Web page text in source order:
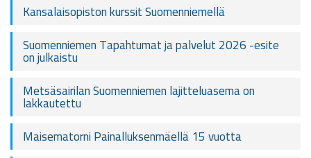
Kansalaisopiston kurssit Suomenniemellä
Suomenniemen Tapahtumat ja palvelut 2026 -esite
on julkaistu
Metsäsairilan Suomenniemen lajitteluasema on
lakkautettu
Maisematorni Painalluksenmäellä 15 vuotta